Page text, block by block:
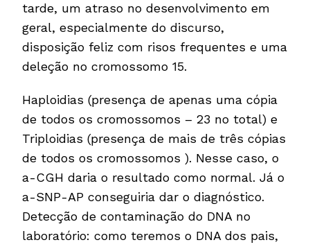
tarde, um atraso no desenvolvimento em
geral, especialmente do discurso,
disposição feliz com risos frequentes e uma
deleção no cromossomo 15.
Haploidias (presença de apenas uma cópia
de todos os cromossomos – 23 no total) e
Triploidias (presença de mais de três cópias
de todos os cromossomos ). Nesse caso, o
a-CGH daria o resultado como normal. Já o
a-SNP-AP conseguiria dar o diagnóstico.
Detecção de contaminação do DNA no
laboratório: como teremos o DNA dos pais,